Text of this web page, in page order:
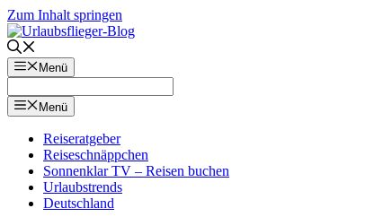
Zum Inhalt springen
Menü
Menü
Reiseratgeber
Reiseschnäppchen
Sonnenklar TV – Reisen buchen
Urlaubstrends
Deutschland